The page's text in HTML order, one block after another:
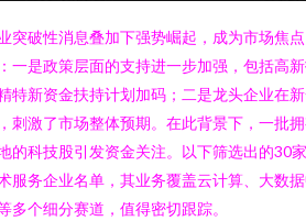
突破性消息叠加下强势崛起，成为市场焦
一是政策层面的支持进一步加强，包括高
特新资金扶持计划加码；二是龙头企业在
刺激了市场整体预期。在此背景下，一批
的科技股引发资金关注。以下筛选出的30
服务企业名单，其业务覆盖云计算、大数
个细分赛道，值得密切跟踪。